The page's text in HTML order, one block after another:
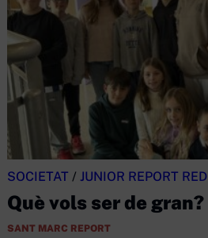
SOCIETAT / JUNIOR REPORT RED
Què vols ser de gran?
SANT MARC REPORT